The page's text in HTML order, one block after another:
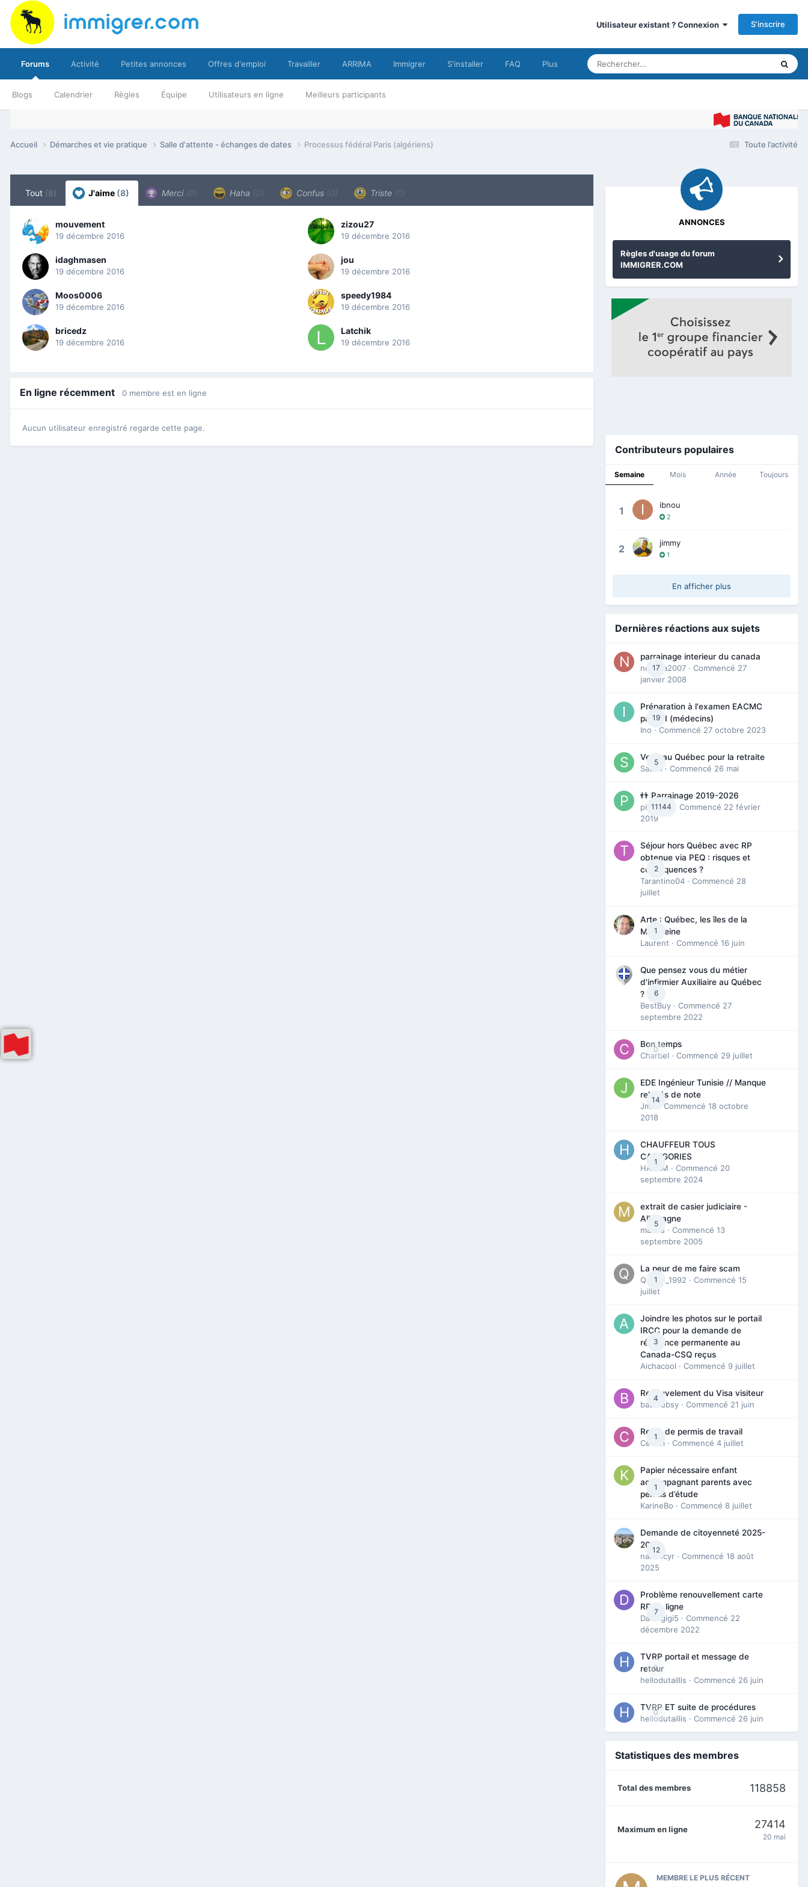
Utilisateur existant ? Connexion S’inscrire
Forums
Blogs Calendrier Règles Équipe Utilisateurs en ligne Meilleurs participants
Activité Petites annonces Offres d'emploi Travailler ARRIMA Immigrer S'installer FAQ Plus
Toute l’activité
Accueil Démarches et vie pratique Salle d'attente - échanges de dates Processus fédéral Paris (algériens)
Tout (8) J'aime (8) Merci (0) Haha (0) Confus (0) Triste (0)
mouvement
19 décembre 2016
zizou27
19 décembre 2016
idaghmasen
19 décembre 2016
jou
19 décembre 2016
Moos0006
19 décembre 2016
speedy1984
19 décembre 2016
bricedz
19 décembre 2016
Latchik
19 décembre 2016
En ligne récemment 0 membre est en ligne
Aucun utilisateur enregistré regarde cette page.
ANNONCES
Règles d'usage du forum
IMMIGRER.COM
Contributeurs populaires
Semaine Mois Année Toujours
1 ibnou
2
2 jimmy
1
En afficher plus
Dernières réactions aux sujets
17
parrainage interieur du canada
nedjma2007 · Commencé 27
janvier 2008
19
Préparation à l'examen EACMC
partie I (médecins)
Ino · Commencé 27 octobre 2023
5
Venir au Québec pour la retraite
Sab74 · Commencé 26 mai
11144
👬 Parrainage 2019-2026
piinoush
· Commencé 22 février
2019
2
Séjour hors Québec avec RP
obtenue via PEQ : risques et
conséquences ?
Tarantino04 · Commencé 28
juillet
1
Arte : Québec, les îles de la
Madeleine
Laurent · Commencé 16 juin
6
Que pensez vous du métier
d'infirmier Auxiliaire au Québec
?
BestBuy · Commencé 27
septembre 2022
0
Bon temps
Charbel · Commencé 29 juillet
14
EDE Ingénieur Tunisie // Manque
relevés de note
Jmili
· Commencé 18 octobre
2018
1
CHAUFFEUR TOUS
CATEGORIES
HAZEM · Commencé 20
septembre 2024
5
extrait de casier judiciaire -
Allemagne
maries · Commencé 13
septembre 2005
1
La peur de me faire scam
Queen_1992 · Commencé 15
juillet
3
Joindre les photos sur le portail
IRCC pour la demande de
résidence permanente au
Canada-CSQ reçus
Aichacool · Commencé 9 juillet
4
Renouvelement du Visa visiteur
babibubsy · Commencé 21 juin
1
Refus de permis de travail
Cedbri · Commencé 4 juillet
1
Papier nécessaire enfant
accompagnant parents avec
permis d’étude
KarineBo · Commencé 8 juillet
12
Demande de citoyenneté 2025-
2026
nanancyr · Commencé 18 août
2025
7
Problème renouvellement carte
RP en ligne
Davidgigi5 · Commencé 22
décembre 2022
0
TVRP portail et message de
retour
hellodutaillis · Commencé 26 juin
0
TVRP ET suite de procédures
hellodutaillis · Commencé 26 juin
Statistiques des membres
Total des membres 118858
Maximum en ligne 27414
20 mai
MEMBRE LE PLUS RÉCENT